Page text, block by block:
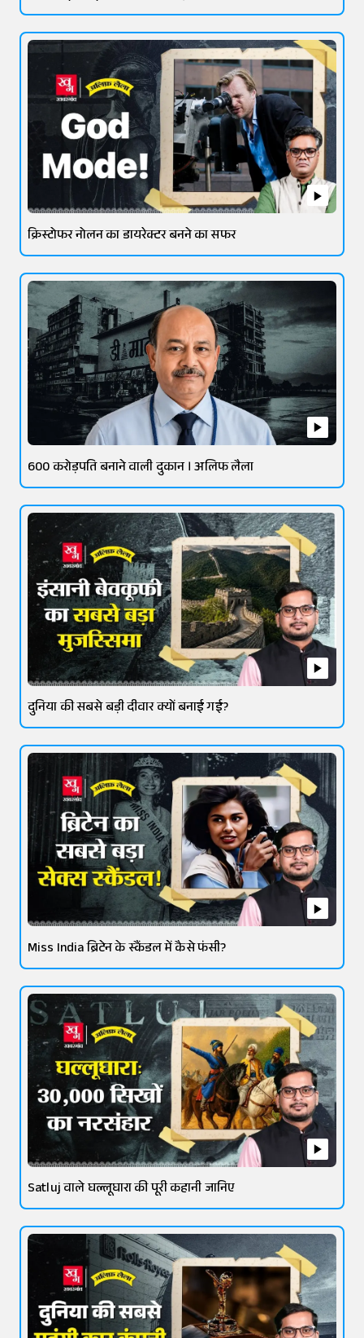
क्रिस्टोफर नोलन का डायरेक्टर बनने का सफर
600 करोड़पति बनाने वाली दुकान । अलिफ लैला
दुनिया की सबसे बड़ी दीवार क्यों बनाई गई?
Miss India ब्रिटेन के स्कैंडल में कैसे फंसी?
Satluj वाले घल्लूघारा की पूरी कहानी जानिए